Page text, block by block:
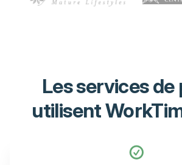
Les services de
utilisent